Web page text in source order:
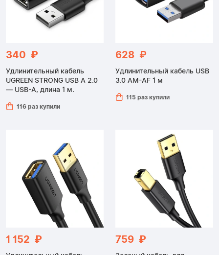
340 ₽
Удлинительный кабель
UGREEN STRONG USB A 2.0
— USB-A, длина 1 м.
116 раз купили
628 ₽
Удлинительный кабель USB
3.0 AM-AF 1 м
115 раз купили
1 152 ₽ 759 ₽